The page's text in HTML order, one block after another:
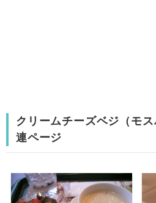
クリームチーズベジ（モ
連ページ